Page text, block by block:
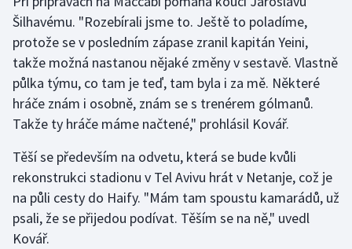
Judo
Krasobruslení
Lezení
Moderní pětiboj
Motorsport
Šilhavému. "Rozebírali jsme to. Ještě to poladíme,
protože se v posledním zápase zranil kapitán Yeini,
takže možná nastanou nějaké změny v sestavě. Vlastně
půlka týmu, co tam je teď, tam byla i za mě. Některé
hráče znám i osobně, znám se s trenérem gólmanů.
Takže ty hráče máme načtené," prohlásil Kovář.
Těší se především na odvetu, která se bude kvůli
rekonstrukci stadionu v Tel Avivu hrát v Netanje, což je
na půli cesty do Haify. "Mám tam spoustu kamarádů, už
psali, že se přijedou podívat. Těším se na ně," uvedl
Kovář.